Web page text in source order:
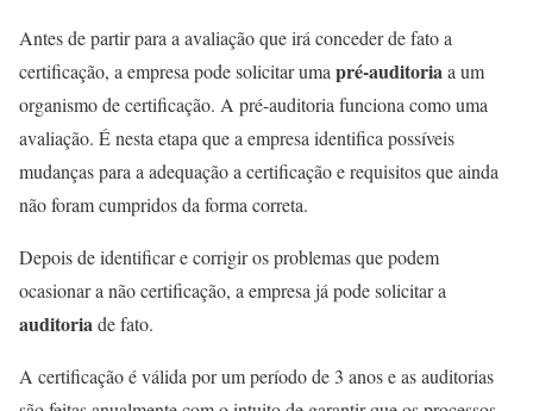
Antes de partir para a avaliação que irá conceder de fato a
certificação, a empresa pode solicitar uma pré-auditoria a um
organismo de certificação. A pré-auditoria funciona como uma
avaliação. É nesta etapa que a empresa identifica possíveis
mudanças para a adequação a certificação e requisitos que ainda
não foram cumpridos da forma correta.
Depois de identificar e corrigir os problemas que podem
ocasionar a não certificação, a empresa já pode solicitar a
auditoria de fato.
A certificação é válida por um período de 3 anos e as auditorias